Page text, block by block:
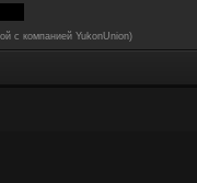
с компанией YukonUnion)